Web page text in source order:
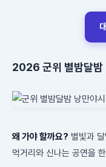
2026 군위 별밤달밤
왜 가야 할까요? 별빛과
먹거리와 신나는 공연을